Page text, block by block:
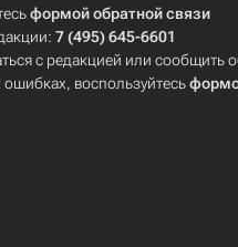
формой обратной связи
7 (495) 645-6601
с редакцией или сообщить
воспользуйтесь